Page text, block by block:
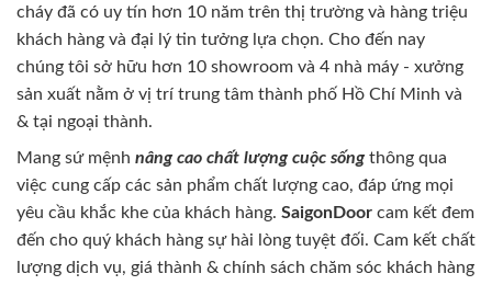
cháy đã có uy tín hơn 10 năm trên thị trường và hàng triệu
khách hàng và đại lý tin tưởng lựa chọn. Cho đến nay
chúng tôi sở hữu hơn 10 showroom và 4 nhà máy - xưởng
sản xuất nằm ở vị trí trung tâm thành phố Hồ Chí Minh và
& tại ngoại thành.
Mang sứ mệnh nâng cao chất lượng cuộc sốngthông qua
việc cung cấp các sản phẩm chất lượng cao, đáp ứng mọi
yêu cầu khắc khe của khách hàng. SaigonDoor cam kết đem
đến cho quý khách hàng sự hài lòng tuyệt đối. Cam kết chất
lượng dịch vụ, giá thành & chính sách chăm sóc khách hàng